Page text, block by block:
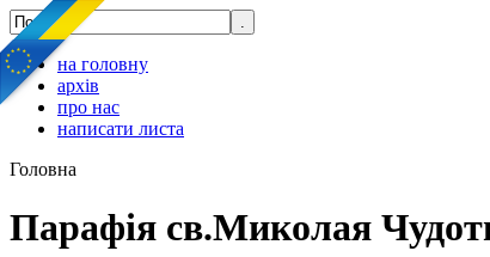
на головну
архів
про нас
написати листа
Головна
Парафія св.Миколая